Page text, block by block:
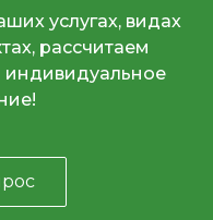
услугах, видах
рассчитаем
индивидуальное